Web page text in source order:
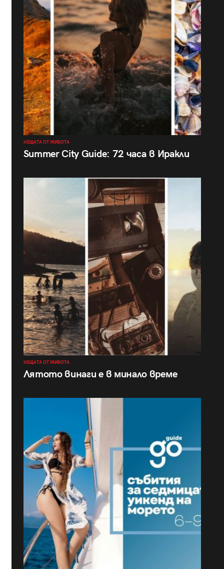
НЕЩАТА ОТ ЖИВОТА
Summer City Guide: 72 часа в Иракли
НЕЩАТА ОТ ЖИВОТА
Лятото винаги е в минало време